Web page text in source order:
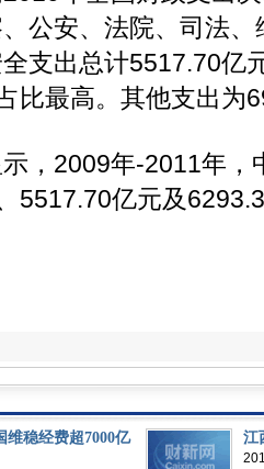
公安、法院、司法
支出总计5517.70亿
比最高。其他支出为
2009年-2011年，
5517.70亿元及
维稳经费超7000亿
江